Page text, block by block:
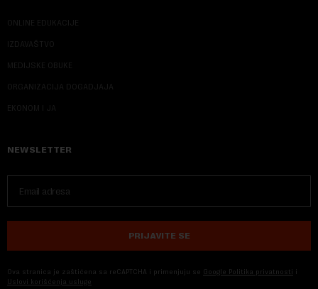
ONLINE EDUKACIJE
IZDAVAŠTVO
MEDIJSKE OBUKE
ORGANIZACIJA DOGADJAJA
EKONOM I JA
NEWSLETTER
PRIJAVITE SE
Ova stranica je zaštićena sa reCAPTCHA i primenjuju se Google Politika privatnosti i
Uslovi korišćenja usluge